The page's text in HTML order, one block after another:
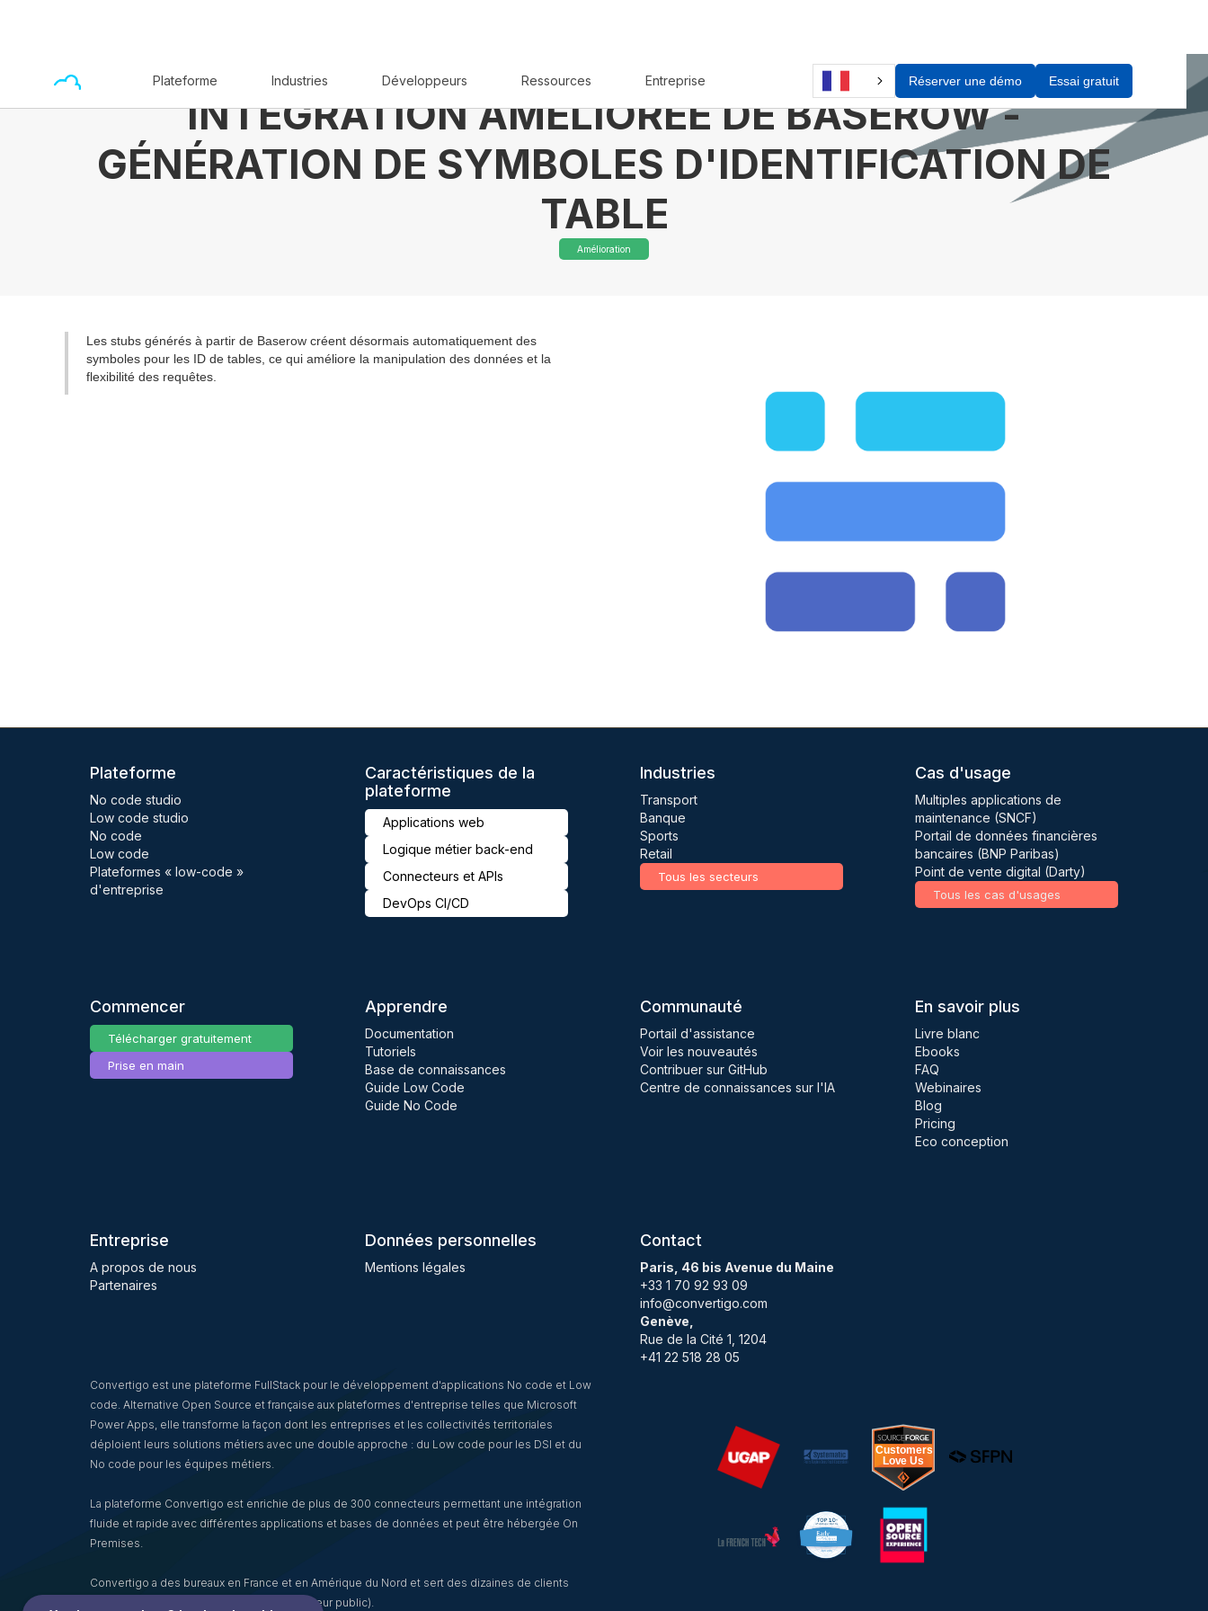
Plateforme Industries Développeurs Ressources Entreprise Réserver une démo Essai gratuit
INTÉGRATION AMÉLIORÉE DE BASEROW -
GÉNÉRATION DE SYMBOLES D'IDENTIFICATION DE
TABLE
Amélioration
Les stubs générés à partir de Baserow créent désormais automatiquement des
symboles pour les ID de tables, ce qui améliore la manipulation des données et la
flexibilité des requêtes.
Plateforme
No code studio
Low code studio
No code
Low code
Plateformes « low-code »
d'entreprise
Caractéristiques de la
plateforme
Applications web
Logique métier back-end
Connecteurs et APIs
DevOps CI/CD
Industries
Transport
Banque
Sports
Retail
Tous les secteurs
Cas d'usage
Multiples applications de
maintenance (SNCF)
Portail de données financières
bancaires (BNP Paribas)
Point de vente digital (Darty)
Tous les cas d'usages
Commencer
Télécharger gratuitement
Prise en main
Apprendre
Documentation
Tutoriels
Base de connaissances
Guide Low Code
Guide No Code
Communauté
Portail d'assistance
Voir les nouveautés
Contribuer sur GitHub
Centre de connaissances sur l'IA
En savoir plus
Livre blanc
Ebooks
FAQ
Webinaires
Blog
Pricing
Eco conception
Entreprise
A propos de nous
Partenaires
Données personnelles
Mentions légales
Contact
Paris, 46 bis Avenue du Maine
+33 1 70 92 93 09
info@convertigo.com
Genève,
Rue de la Cité 1, 1204
+41 22 518 28 05
Convertigo est une plateforme FullStack pour le développement d'applications No code et Low
code. Alternative Open Source et française aux plateformes d'entreprise telles que Microsoft
Power Apps, elle transforme la façon dont les entreprises et les collectivités territoriales
déploient leurs solutions métiers avec une double approche : du Low code pour les DSI et du
No code pour les équipes métiers.
La plateforme Convertigo est enrichie de plus de 300 connecteurs permettant une intégration
fluide et rapide avec différentes applications et bases de données et peut être hébergée On
Premises.
Convertigo a des bureaux en France et en Amérique du Nord et sert des dizaines de clients
Grands Comptes (Banque, Assurance, Secteur public).